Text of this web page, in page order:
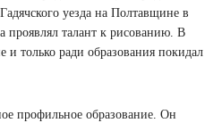
уезда на Полтавщине в
проявлял талант к рисованию. В
только ради образования покидал
профильное образование. Он